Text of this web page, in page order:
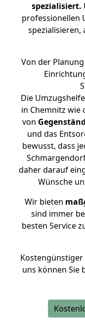
spezialisiert.
professionellen
spezialisieren,
Von der
Die
in Chemnitz wie
von
und das
bewusst, dass
daher darauf
Wünsche
Wir bieten
sind immer
besten Service
uns können Sie